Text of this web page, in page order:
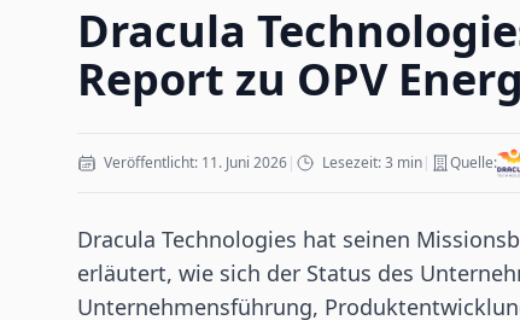
Dracula
Report zu OPV
Veröffentlicht: 11. Juni 2026| Lesezeit: 3 min| Quelle:
Dracula Technologies hat seinen
erläutert, wie sich der Status des
Unternehmensführung,